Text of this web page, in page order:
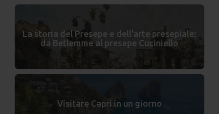
La storia del Presepe e dell'arte presepiale:
da Betlemme al presepe Cuciniello
Visitare Capri in un giorno